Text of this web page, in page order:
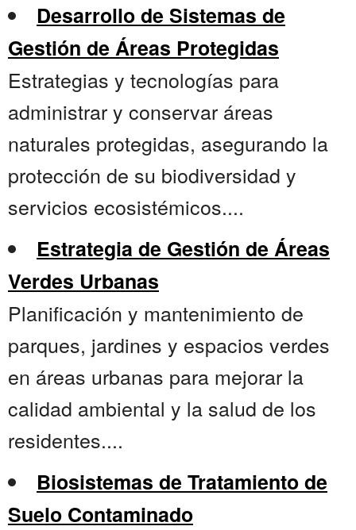
Desarrollo de Sistemas de
Gestión de Áreas Protegidas
Estrategias y tecnologías para
administrar y conservar áreas
naturales protegidas, asegurando la
protección de su biodiversidad y
servicios ecosistémicos....
Estrategia de Gestión de Áreas
Verdes Urbanas
Planificación y mantenimiento de
parques, jardines y espacios verdes
en áreas urbanas para mejorar la
calidad ambiental y la salud de los
residentes....
Biosistemas de Tratamiento de
Suelo Contaminado